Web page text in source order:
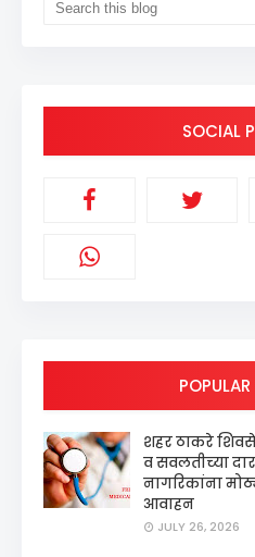
SOCIAL
शहर ठाकरे
व सवलतीच्या
नागरिकांना
आवाहन
JULY 26, 2026